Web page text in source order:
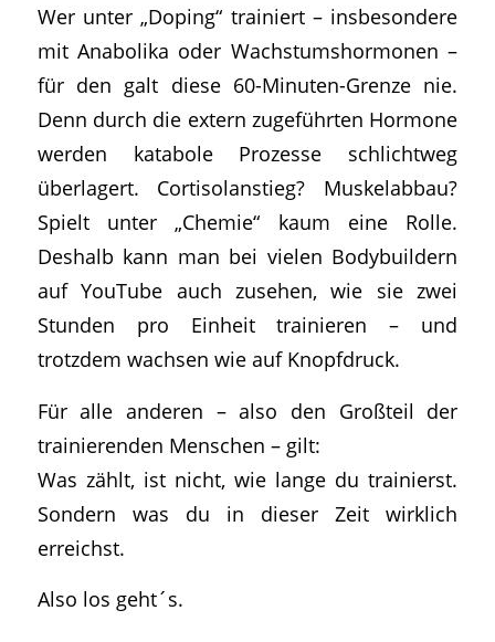
Wer unter „Doping“ trainiert – insbesondere
mit Anabolika oder Wachstumshormonen –
für den galt diese 60-Minuten-Grenze nie.
Denn durch die extern zugeführten Hormone
werden katabole Prozesse schlichtweg
überlagert. Cortisolanstieg? Muskelabbau?
Spielt unter „Chemie“ kaum eine Rolle.
Deshalb kann man bei vielen Bodybuildern
auf YouTube auch zusehen, wie sie zwei
Stunden pro Einheit trainieren – und
trotzdem wachsen wie auf Knopfdruck.
Für alle anderen – also den Großteil der
trainierenden Menschen – gilt:
Was zählt, ist nicht, wie lange du trainierst.
Sondern was du in dieser Zeit wirklich
erreichst.
Also los geht´s.